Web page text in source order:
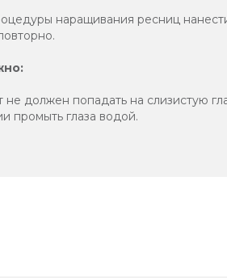
наращивания ресниц
не должен попадать на слизистую
промыть глаза водой.